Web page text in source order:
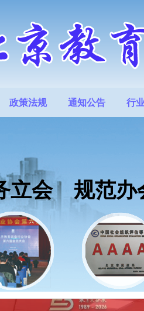
政策法规 通知公告 行
立会 规范